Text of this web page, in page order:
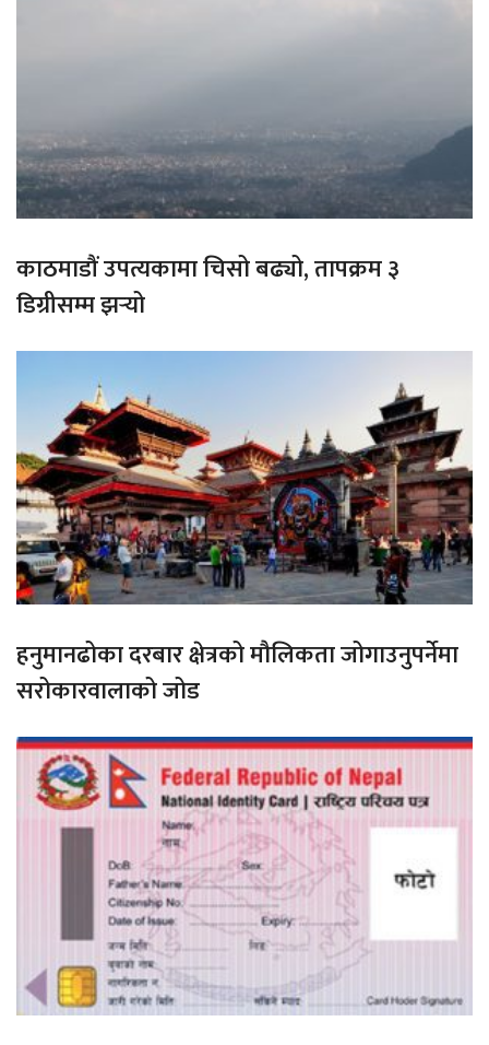
काठमाडौं उपत्यकामा चिसो बढ्यो, तापक्रम ३
डिग्रीसम्म झर्‍यो
हनुमानढोका दरबार क्षेत्रको मौलिकता जोगाउनुपर्नेमा
सरोकारवालाको जोड